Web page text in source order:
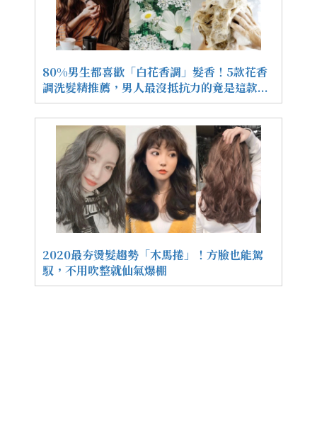
80%男生都喜歡「白花香調」髮香！5款花香
調洗髮精推薦，男人最沒抵抗力的竟是這款...
2020最夯燙髮趨勢「木馬捲」！方臉也能駕
馭，不用吹整就仙氣爆棚